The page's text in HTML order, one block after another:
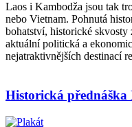
Laos i Kambodža jsou tak
nebo Vietnam. Pohnutá
bohatství, historické skvosty
aktuální politická a
nejatraktivnějších destinací
Historická